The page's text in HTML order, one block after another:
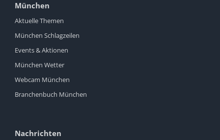
München
Aktuelle Themen
München Schlagzeilen
Events & Aktionen
München Wetter
Webcam München
Branchenbuch München
Nachrichten